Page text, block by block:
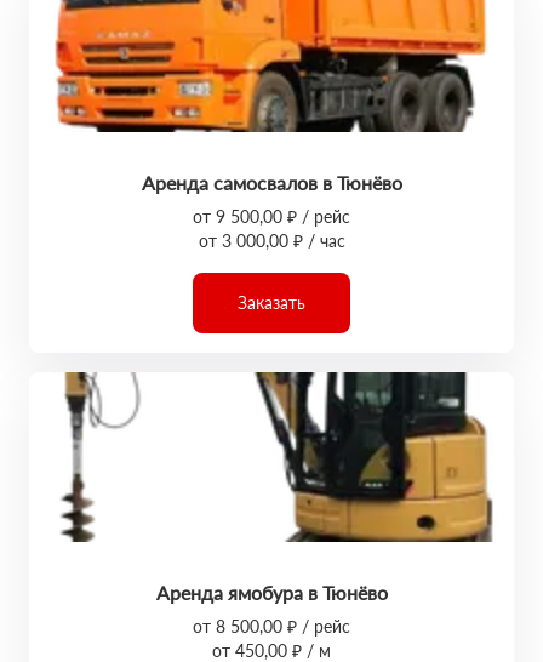
Аренда самосвалов в Тюнёво
от 9 500,00 ₽ / рейс
от 3 000,00 ₽ / час
Заказать
Аренда ямобура в Тюнёво
от 8 500,00 ₽ / рейс
от 450,00 ₽ / м